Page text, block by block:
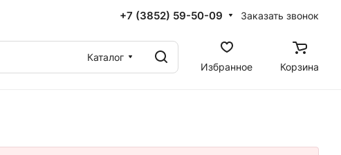
+7 (3852) 59-50-09 Заказать звонок
Каталог
Избранное
Корзина